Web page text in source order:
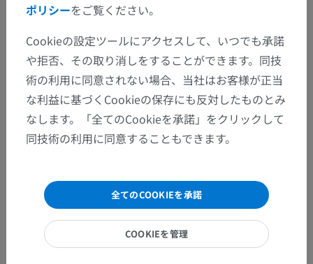
解剖学的階層
人体解剖学1
一般解剖学
> 人体の体部> 下肢> 下肢帯
ポリシーをご覧ください。
Cookieの設定ツールにアクセスして、いつでも承諾
や拒否、その取り消しをすることができます。同技
術の利用に同意されない場合、当社はお客様が正当
な利益に基づくCookieの保存にも反対したものとみ
なします。「全てのCookieを承諾」をクリックして
同技術の利用に同意することもできます。
全てのCOOKIEを承諾
COOKIEを管理